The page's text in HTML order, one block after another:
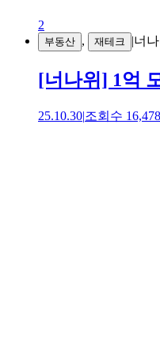
2
부동산 , 재테크 |너나
[너나위] 1억
25.10.30|조회수 16,478